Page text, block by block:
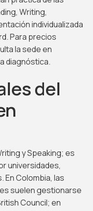
Writing,
individualizada
Para precios
la sede en
diagnóstica.
del
y Speaking; es
universidades,
Colombia, las
suelen gestionarse
Council; en